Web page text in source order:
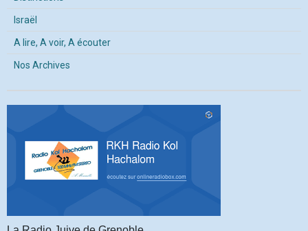
Israël
A lire, A voir, A écouter
Nos Archives